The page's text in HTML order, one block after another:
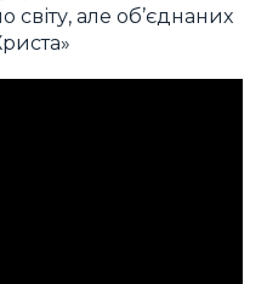
світу, але об’єднаних